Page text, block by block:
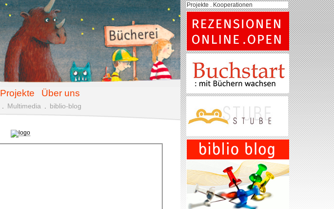
Projekte Über uns
Multimedia biblio-blog
Projekte . Kooperationen